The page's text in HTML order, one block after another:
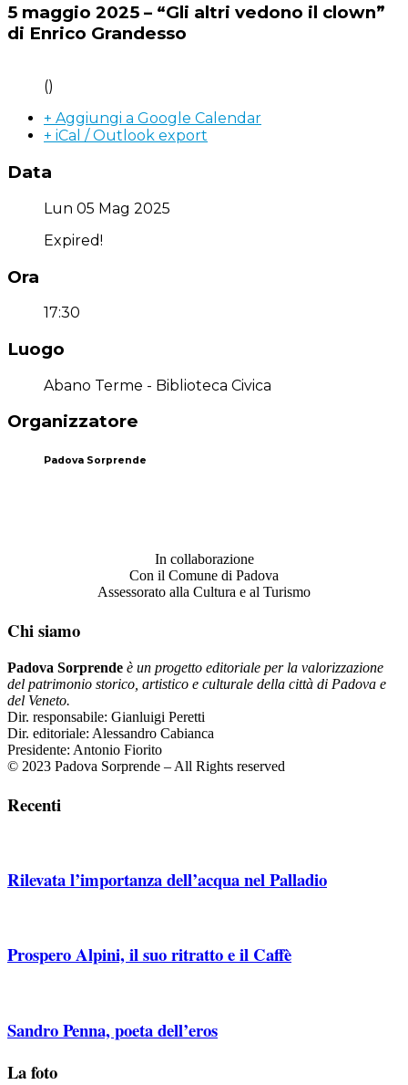
5 maggio 2025 – “Gli altri vedono il clown”
di Enrico Grandesso
()
+ Aggiungi a Google Calendar
+ iCal / Outlook export
Data
Lun 05 Mag 2025
Expired!
Ora
17:30
Luogo
Abano Terme - Biblioteca Civica
Organizzatore
Padova Sorprende
In collaborazione
Con il Comune di Padova
Assessorato alla Cultura e al Turismo
Chi siamo
Padova Sorprende è un progetto editoriale per la valorizzazione
del patrimonio storico, artistico e culturale della città di Padova e
del Veneto.
Dir. responsabile: Gianluigi Peretti
Dir. editoriale: Alessandro Cabianca
Presidente: Antonio Fiorito
© 2023 Padova Sorprende – All Rights reserved
Recenti
Rilevata l’importanza dell’acqua nel Palladio
Prospero Alpini, il suo ritratto e il Caffè
Sandro Penna, poeta dell’eros
La foto